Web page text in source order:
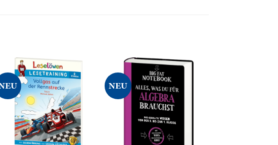
Zur
Wunschliste
hinzufügen
NEU
Zur
Wunschliste
hinzufügen